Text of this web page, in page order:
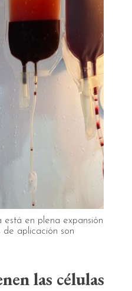
en plena expansión
de aplicación son
las células